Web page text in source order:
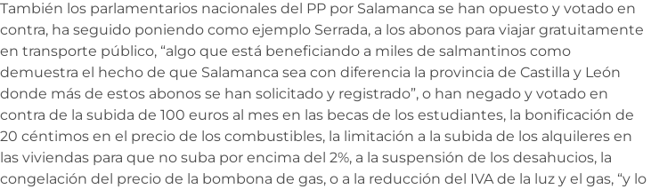
También los parlamentarios nacionales del PP por Salamanca se han opuesto y votado en
contra, ha seguido poniendo como ejemplo Serrada, a los abonos para viajar gratuitamente
en transporte público, “algo que está beneficiando a miles de salmantinos como
demuestra el hecho de que Salamanca sea con diferencia la provincia de Castilla y León
donde más de estos abonos se han solicitado y registrado”, o han negado y votado en
contra de la subida de 100 euros al mes en las becas de los estudiantes, la bonificación de
20 céntimos en el precio de los combustibles, la limitación a la subida de los alquileres en
las viviendas para que no suba por encima del 2%, a la suspensión de los desahucios, la
congelación del precio de la bombona de gas, o a la reducción del IVA de la luz y el gas, “y lo